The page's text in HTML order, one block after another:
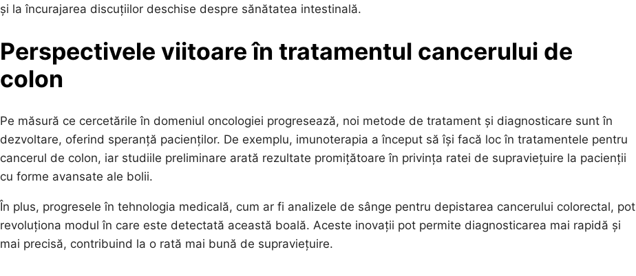
și la încurajarea discuțiilor deschise despre sănătatea intestinală.
Perspectivele viitoare în tratamentul cancerului de
colon
Pe măsură ce cercetările în domeniul oncologiei progresează, noi metode de tratament și diagnosticare sunt în
dezvoltare, oferind speranță pacienților. De exemplu, imunoterapia a început să își facă loc în tratamentele pentru
cancerul de colon, iar studiile preliminare arată rezultate promițătoare în privința ratei de supraviețuire la pacienții
cu forme avansate ale bolii.
În plus, progresele în tehnologia medicală, cum ar fi analizele de sânge pentru depistarea cancerului colorectal, pot
revoluționa modul în care este detectată această boală. Aceste inovații pot permite diagnosticarea mai rapidă și
mai precisă, contribuind la o rată mai bună de supraviețuire.